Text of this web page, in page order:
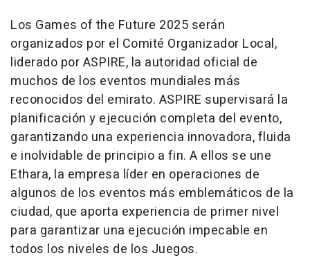
Los Games of the Future 2025 serán
organizados por el Comité Organizador Local,
liderado por ASPIRE, la autoridad oficial de
muchos de los eventos mundiales más
reconocidos del emirato. ASPIRE supervisará la
planificación y ejecución completa del evento,
garantizando una experiencia innovadora, fluida
e inolvidable de principio a fin. A ellos se une
Ethara, la empresa líder en operaciones de
algunos de los eventos más emblemáticos de la
ciudad, que aporta experiencia de primer nivel
para garantizar una ejecución impecable en
todos los niveles de los Juegos.